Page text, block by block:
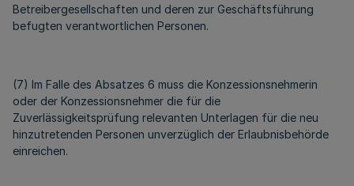
Betreibergesellschaften und deren zur Geschäftsführung
befugten verantwortlichen Personen.
(7) Im Falle des Absatzes 6 muss die Konzessionsnehmerin
oder der Konzessionsnehmer die für die
Zuverlässigkeitsprüfung relevanten Unterlagen für die neu
hinzutretenden Personen unverzüglich der Erlaubnisbehörde
einreichen.